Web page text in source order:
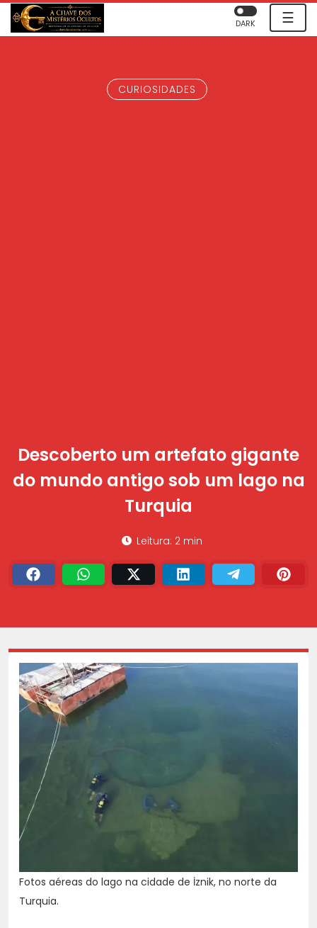
☰
DARK
CURIOSIDADES
Descoberto um artefato gigante
do mundo antigo sob um lago na
Turquia
Leitura: 2 min
Fotos aéreas do lago na cidade de İznik, no norte da
Turquia.